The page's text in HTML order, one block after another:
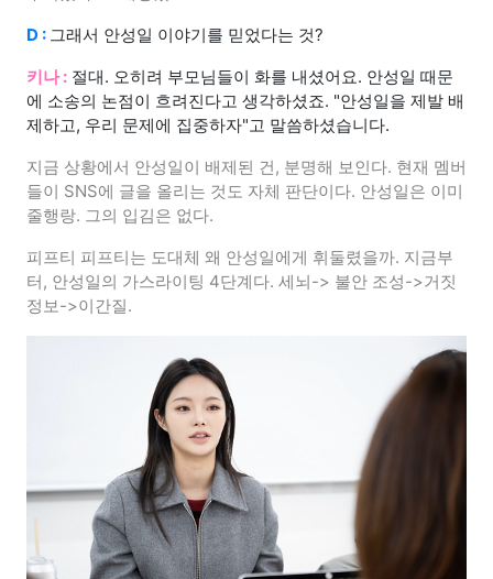
D : 그래서 안성일 이야기를 믿었다는 것?
키나 : 절대. 오히려 부모님들이 화를 내셨어요. 안성일 때문
에 소송의 논점이 흐려진다고 생각하셨죠. "안성일을 제발 배
제하고, 우리 문제에 집중하자"고 말씀하셨습니다.
지금 상황에서 안성일이 배제된 건, 분명해 보인다. 현재 멤버
들이 SNS에 글을 올리는 것도 자체 판단이다. 안성일은 이미
줄행랑. 그의 입김은 없다.
피프티 피프티는 도대체 왜 안성일에게 휘둘렸을까. 지금부
터, 안성일의 가스라이팅 4단계다. 세뇌-> 불안 조성->거짓
정보->이간질.